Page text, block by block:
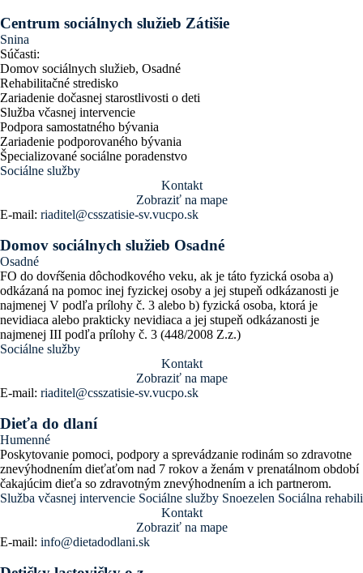
Centrum sociálnych služieb Zátišie
Snina
Súčasti:
Domov sociálnych služieb, Osadné
Rehabilitačné stredisko
Zariadenie dočasnej starostlivosti o deti
Služba včasnej intervencie
Podpora samostatného bývania
Zariadenie podporovaného bývania
Špecializované sociálne poradenstvo
Sociálne služby
Kontakt
Zobraziť na mape
E-mail: riaditel@csszatisie-sv.vucpo.sk
Domov sociálnych služieb Osadné
Osadné
FO do dovŕšenia dôchodkového veku, ak je táto fyzická osoba a)
odkázaná na pomoc inej fyzickej osoby a jej stupeň odkázanosti je
najmenej V podľa prílohy č. 3 alebo b) fyzická osoba, ktorá je
nevidiaca alebo prakticky nevidiaca a jej stupeň odkázanosti je
najmenej III podľa prílohy č. 3 (448/2008 Z.z.)
Sociálne služby
Kontakt
Zobraziť na mape
E-mail: riaditel@csszatisie-sv.vucpo.sk
Dieťa do dlaní
Humenné
Poskytovanie pomoci, podpory a sprevádzanie rodinám so zdravotne
znevýhodnením dieťaťom nad 7 rokov a ženám v prenatálnom období
čakajúcim dieťa so zdravotným znevýhodnením a ich partnerom.
Služba včasnej intervencie Sociálne služby Snoezelen Sociálna
Kontakt
Zobraziť na mape
E-mail: info@dietadodlani.sk